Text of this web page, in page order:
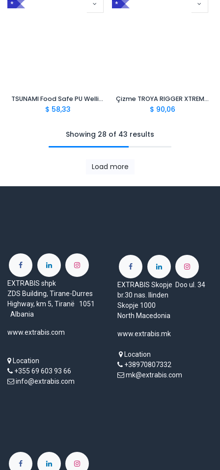
*
TSUNAMI Food Safe PU Wellingtons S4 CI SRC
$ 58,33
*
Çizme TROYA RIGGER XTREMEGRIP PU S5 SR CI FO
$ 90,06
Showing 28 of 43 results
Load more
EXTRABIS shpk
ZDS Building, Tirane-Durres
Highway, km 5, Tiranë 1051
Albania
www.extrabis.com
Location
+355 69 603 93 66
info@extrabis.com
EXTRABIS Skopje Doo ul. 34
br.30 nas. Ilinden
Skopje 1000
North Macedonia
www.extrabis.mk
Location
+38970807332
mk@extrabis.com